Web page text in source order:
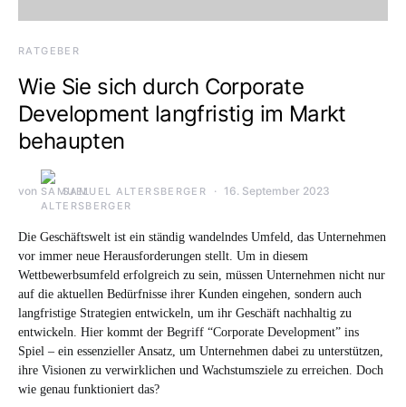
RATGEBER
Wie Sie sich durch Corporate
Development langfristig im Markt
behaupten
von SAMUEL ALTERSBERGER 16. September 2023
Die Geschäftswelt ist ein ständig wandelndes Umfeld, das Unternehmen
vor immer neue Herausforderungen stellt. Um in diesem
Wettbewerbsumfeld erfolgreich zu sein, müssen Unternehmen nicht nur
auf die aktuellen Bedürfnisse ihrer Kunden eingehen, sondern auch
langfristige Strategien entwickeln, um ihr Geschäft nachhaltig zu
entwickeln. Hier kommt der Begriff “Corporate Development” ins
Spiel – ein essenzieller Ansatz, um Unternehmen dabei zu unterstützen,
ihre Visionen zu verwirklichen und Wachstumsziele zu erreichen. Doch
wie genau funktioniert das?